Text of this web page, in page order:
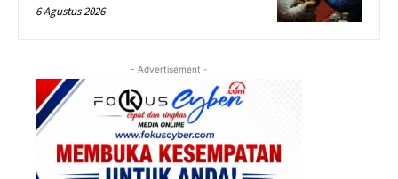
6 Agustus 2026
- Advertisement -